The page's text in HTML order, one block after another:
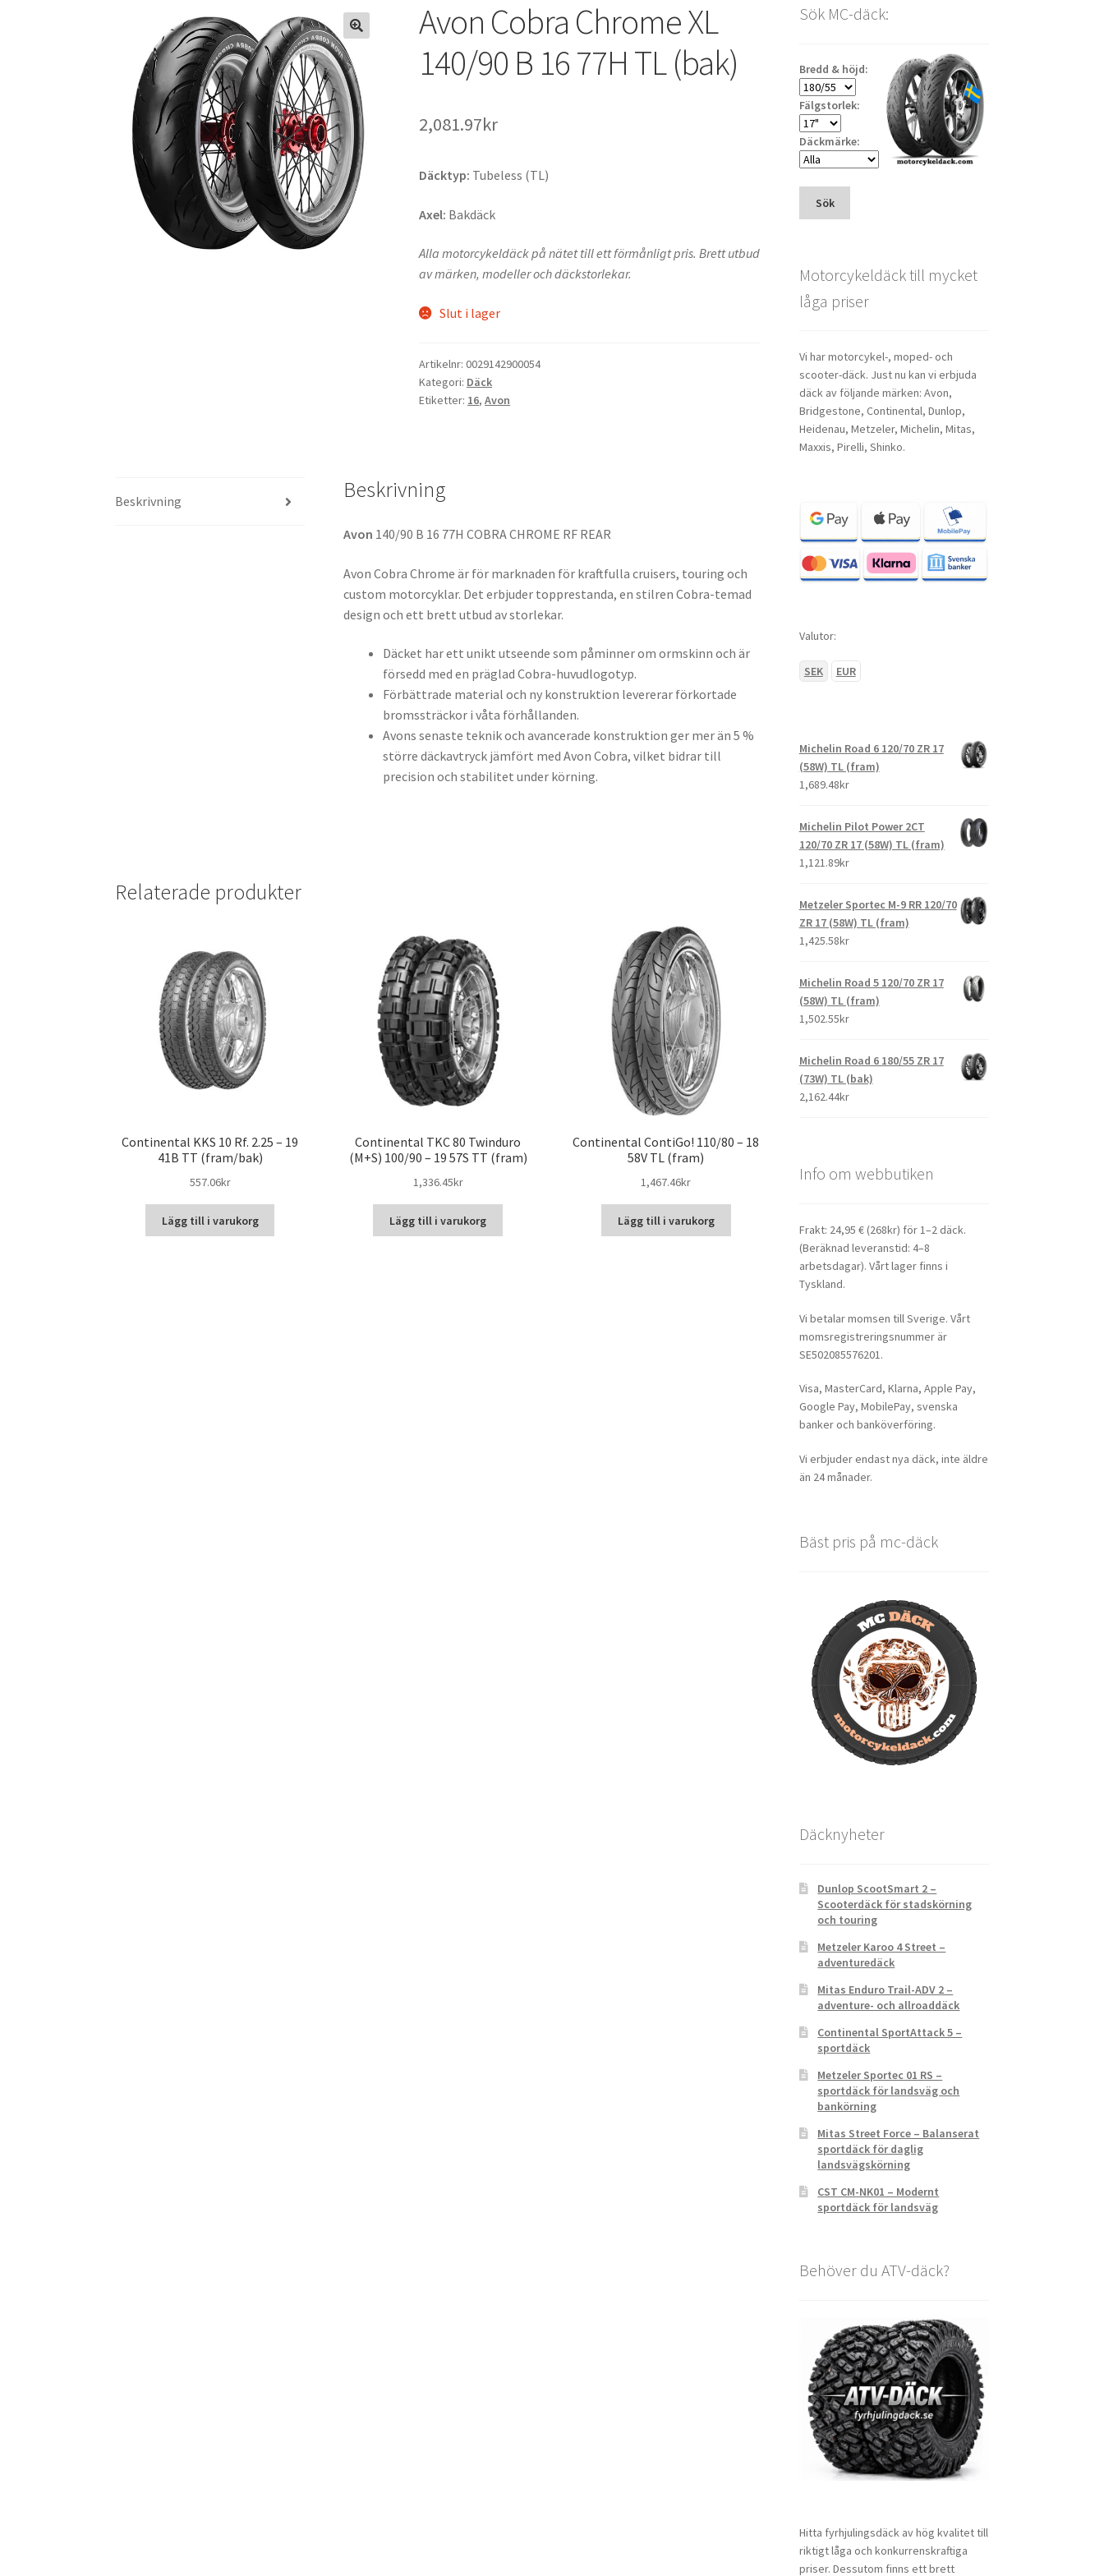
Avon Cobra Chrome XL
140/90 B 16 77H TL (bak)
2,081.97kr
Däcktyp: Tubeless (TL)
Axel: Bakdäck
Alla motorcykeldäck på nätet till ett förmånligt pris. Brett utbud
av märken, modeller och däckstorlekar.
Slut i lager
Artikelnr:0029142900054
Kategori: Däck
Etiketter: 16,Avon
Beskrivning Beskrivning
Avon 140/90 B 16 77H COBRA CHROME RF REAR
Avon Cobra Chrome är för marknaden för kraftfulla cruisers, touring och
custom motorcyklar. Det erbjuder topprestanda, en stilren Cobra-temad
design och ett brett utbud av storlekar.
Däcket har ett unikt utseende som påminner om ormskinn och är
försedd med en präglad Cobra-huvudlogotyp.
Förbättrade material och ny konstruktion levererar förkortade
bromssträckor i våta förhållanden.
Avons senaste teknik och avancerade konstruktion ger mer än 5 %
större däckavtryck jämfört med Avon Cobra, vilket bidrar till
precision och stabilitet under körning.
Relaterade produkter
Continental KKS 10 Rf. 2.25 – 19
41B TT (fram/bak)
557.06kr
Lägg till i varukorg
Continental TKC 80 Twinduro
(M+S) 100/90 – 19 57S TT (fram)
1,336.45kr
Lägg till i varukorg
Continental ContiGo! 110/80 – 18
58V TL (fram)
1,467.46kr
Lägg till i varukorg
Sök MC-däck:
Bredd & höjd:
Fälgstorlek:
Däckmärke:
Sök
Motorcykeldäck till mycket
låga priser
Vi har motorcykel-, moped- och
scooter-däck. Just nu kan vi erbjuda
däck av följande märken: Avon,
Bridgestone, Continental, Dunlop,
Heidenau, Metzeler, Michelin, Mitas,
Maxxis, Pirelli, Shinko.
Valutor:
SEK EUR
Michelin Road 6 120/70 ZR 17
(58W) TL (fram)
1,689.48kr
Michelin Pilot Power 2CT
120/70 ZR 17 (58W) TL (fram)
1,121.89kr
Metzeler Sportec M-9 RR 120/70
ZR 17 (58W) TL (fram)
1,425.58kr
Michelin Road 5 120/70 ZR 17
(58W) TL (fram)
1,502.55kr
Michelin Road 6 180/55 ZR 17
(73W) TL (bak)
2,162.44kr
Info om webbutiken
Frakt: 24,95 € (268kr) för 1–2 däck.
(Beräknad leveranstid: 4–8
arbetsdagar). Vårt lager finns i
Tyskland.
Vi betalar momsen till Sverige. Vårt
momsregistreringsnummer är
SE502085576201.
Visa, MasterCard, Klarna, Apple Pay,
Google Pay, MobilePay, svenska
banker och banköverföring.
Vi erbjuder endast nya däck, inte äldre
än 24 månader.
Bäst pris på mc-däck
Däcknyheter
Dunlop ScootSmart 2 –
Scooterdäck för stadskörning
och touring
Metzeler Karoo 4 Street –
adventuredäck
Mitas Enduro Trail-ADV 2 –
adventure- och allroaddäck
Continental SportAttack 5 –
sportdäck
Metzeler Sportec 01 RS –
sportdäck för landsväg och
bankörning
Mitas Street Force – Balanserat
sportdäck för daglig
landsvägskörning
CST CM-NK01 – Modernt
sportdäck för landsväg
Behöver du ATV-däck?
Hitta fyrhjulingsdäck av hög kvalitet till
riktigt låga och konkurrenskraftiga
priser. Dessutom finns ett brett